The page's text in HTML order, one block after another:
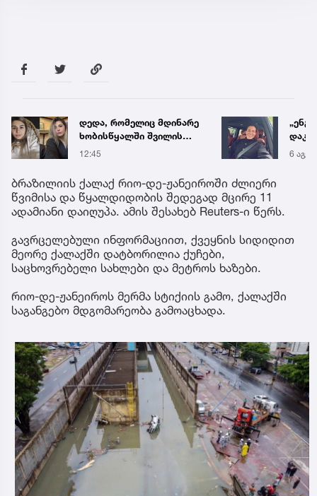
„ენგურთან
დაკავშირებით მინდა
ვთქვა...“ - გოგა მანიას
წინასწარმეტყველება
6 აგვ 19:34
ნია
12:56
ბრაზილიის ქალაქ რიო-დე-ჟანეიროში ძლიერი
წვიმისა და წყალდიდობის შედეგად მცირე 11
ადამიანი დაიღუპა. ამის შესახებ Reuters-ი წერს.
გავრცელებული ინფორმაციით, ქვეყნის სიდიდით
მეორე ქალაქში დატბორილია ქუჩები,
საცხოვრებელი სახლები და მეტროს ხაზები.
რიო-დე-ჟანეიროს მერმა სტიქიის გამო, ქალაქში
საგანგებო მდგომარეობა გამოაცხადა.